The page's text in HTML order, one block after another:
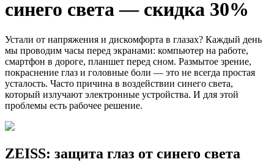
синего света — скидка 30%
Устали от напряжения и дискомфорта в глазах? Каждый день
мы проводим часы перед экранами: компьютер на работе,
смартфон в дороге, планшет перед сном. Размытое зрение,
покраснение глаз и головные боли — это не всегда простая
усталость. Часто причина в воздействии синего света,
который излучают электронные устройства. И для этой
проблемы есть рабочее решение.
ZEISS: защита глаз от синего света